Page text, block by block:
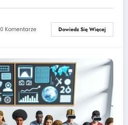
0 Komentarze Dowiedz Się Więcej